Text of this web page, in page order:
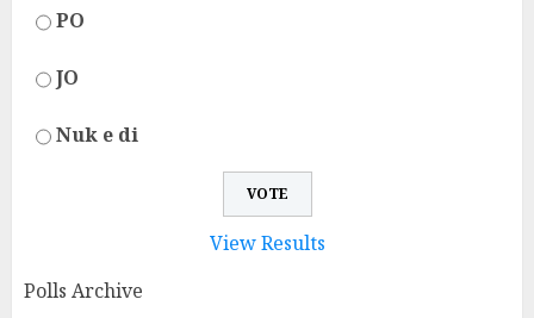
PO
JO
Nuk e di
View Results
Polls Archive